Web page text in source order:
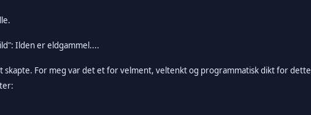
Ilden er eldgammel....
For meg var det et for velment, veltenkt og programmatisk dikt for dette